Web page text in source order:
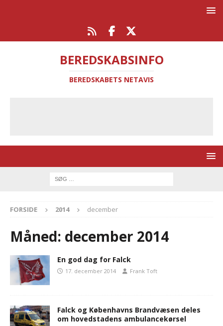
BEREDSKABSINFO
BEREDSKABETS NETAVIS
FORSIDE 2014 december
Måned: december 2014
En god dag for Falck
17. december 2014 Frank Toft
Falck og Københavns Brandvæsen deles
om hovedstadens ambulancekørsel